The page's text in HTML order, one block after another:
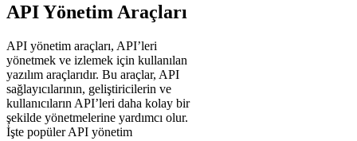
API Yönetim Araçları
API yönetim araçları, API’leri
yönetmek ve izlemek için kullanılan
yazılım araçlarıdır. Bu araçlar, API
sağlayıcılarının, geliştiricilerin ve
kullanıcıların API’leri daha kolay bir
şekilde yönetmelerine yardımcı olur.
İşte popüler API yönetim